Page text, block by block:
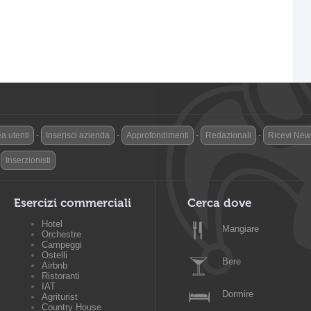
utenti - Inserisci azienda - Approfondimenti - Redazionali - Ricevi
Inserzionisti
Esercizi commerciali
Hotel
Orchestre
Campeggi
Ostelli
Airbnb
Ristoranti
IAT
Agriturist
Country House
Cerca dove
Mangiare
Bere
Dormire